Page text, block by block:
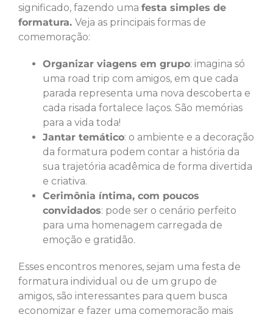
significado, fazendo uma festa simples de
formatura. Veja as principais formas de
comemoração:
Organizar viagens em grupo: imagina só
uma road trip com amigos, em que cada
parada representa uma nova descoberta e
cada risada fortalece laços. São memórias
para a vida toda!
Jantar temático: o ambiente e a decoração
da formatura podem contar a história da
sua trajetória acadêmica de forma divertida
e criativa.
Cerimônia íntima, com poucos
convidados: pode ser o cenário perfeito
para uma homenagem carregada de
emoção e gratidão.
Esses encontros menores, sejam uma festa de
formatura individual ou de um grupo de
amigos, são interessantes para quem busca
economizar e fazer uma comemoração mais